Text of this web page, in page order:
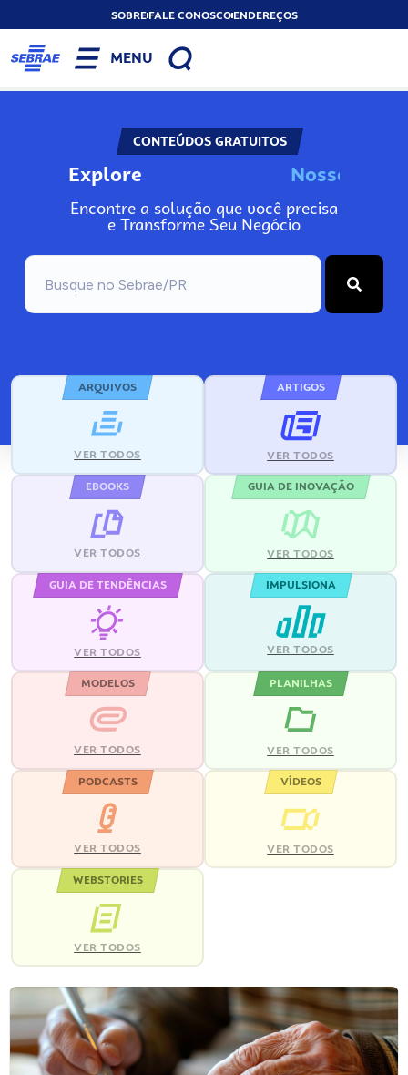
SOBREFALE CONOSCOENDEREÇOS
MENU
CONTEÚDOS GRATUITOS
Explore Nosso
Encontre a solução que você precisa
e Transforme Seu Negócio
ARQUIVOS
VER TODOS
ARTIGOS
VER TODOS
EBOOKS
VER TODOS
GUIA DE INOVAÇÃO
VER TODOS
GUIA DE TENDÊNCIAS
VER TODOS
IMPULSIONA
VER TODOS
MODELOS
VER TODOS
PLANILHAS
VER TODOS
PODCASTS
VER TODOS
VÍDEOS
VER TODOS
WEBSTORIES
VER TODOS